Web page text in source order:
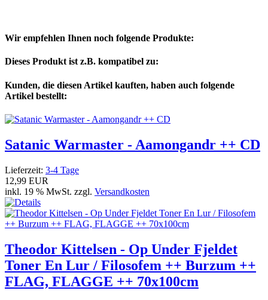
Wir empfehlen Ihnen noch folgende Produkte:
Dieses Produkt ist z.B. kompatibel zu:
Kunden, die diesen Artikel kauften, haben auch folgende
Artikel bestellt:
Satanic Warmaster - Aamongandr ++ CD
Lieferzeit: 3-4 Tage
12,99 EUR
inkl. 19 % MwSt. zzgl. Versandkosten
Theodor Kittelsen - Op Under Fjeldet
Toner En Lur / Filosofem ++ Burzum ++
FLAG, FLAGGE ++ 70x100cm